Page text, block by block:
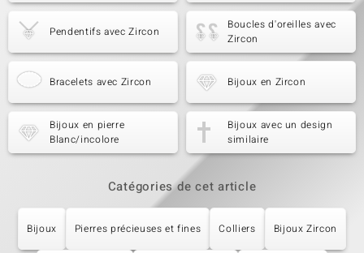
Pendentifs avec Zircon
Boucles d'oreilles avec
Zircon
Bracelets avec Zircon Bijoux en Zircon
Bijoux en pierre
Blanc/incolore
Bijoux avec un design
similaire
Catégories de cet article
Bijoux Pierres précieuses et fines Colliers Bijoux Zircon